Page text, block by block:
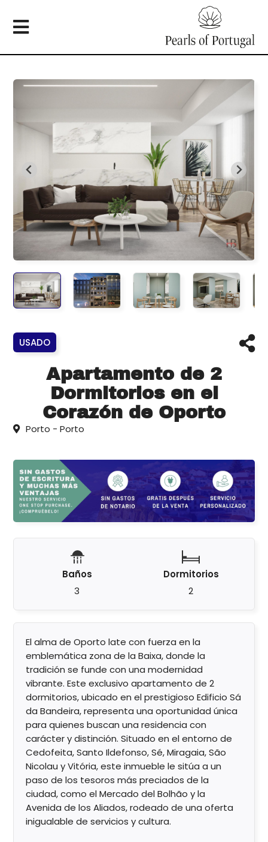
USADO
Apartamento de 2
Dormitorios en el
Corazón de Oporto
Porto - Porto
Baños
3
Dormitorios
2
El alma de Oporto late con fuerza en la
emblemática zona de la Baixa, donde la
tradición se funde con una modernidad
vibrante. Este exclusivo apartamento de 2
dormitorios, ubicado en el prestigioso Edificio Sá
da Bandeira, representa una oportunidad única
para quienes buscan una residencia con
carácter y distinción. Situado en el entorno de
Cedofeita, Santo Ildefonso, Sé, Miragaia, São
Nicolau y Vitória, este inmueble le sitúa a un
paso de los tesoros más preciados de la
ciudad, como el Mercado del Bolhão y la
Avenida de los Aliados, rodeado de una oferta
inigualable de servicios y cultura.